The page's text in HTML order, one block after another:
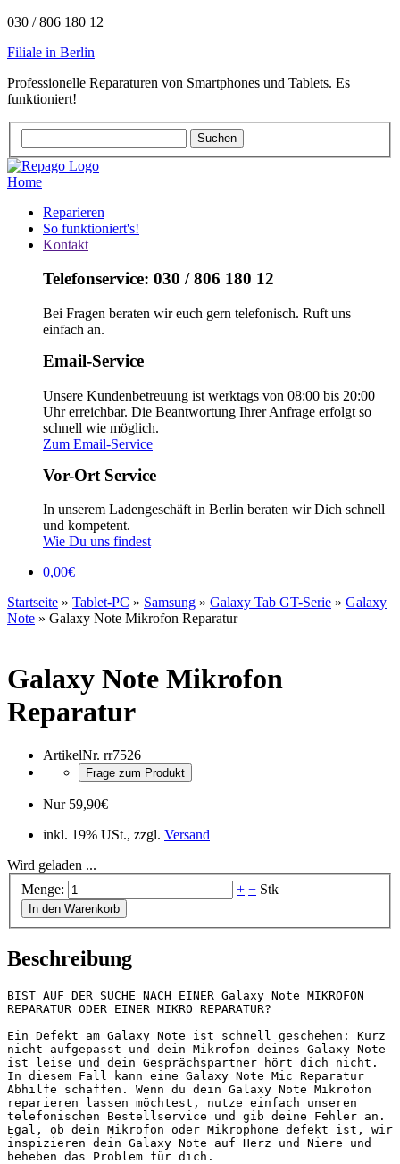
030 / 806 180 12
Filiale in Berlin
Professionelle Reparaturen von Smartphones und Tablets. Es
funktioniert!
Home
Reparieren
So funktioniert's!
Kontakt
Telefonservice: 030 / 806 180 12
Bei Fragen beraten wir euch gern telefonisch. Ruft uns
einfach an.
Email-Service
Unsere Kundenbetreuung ist werktags von 08:00 bis 20:00
Uhr erreichbar. Die Beantwortung Ihrer Anfrage erfolgt so
schnell wie möglich.
Zum Email-Service
Vor-Ort Service
In unserem Ladengeschäft in Berlin beraten wir Dich schnell
und kompetent.
Wie Du uns findest
0,00€
Startseite » Tablet-PC » Samsung » Galaxy Tab GT-Serie » Galaxy
Note » Galaxy Note Mikrofon Reparatur
Galaxy Note Mikrofon
Reparatur
ArtikelNr. rr7526
Frage zum Produkt
Nur 59,90€
inkl. 19% USt., zzgl. Versand
Wird geladen ...
Menge:
+ − Stk
In den Warenkorb
Beschreibung
BIST AUF DER SUCHE NACH EINER Galaxy Note MIKROFON
REPARATUR ODER EINER MIKRO REPARATUR?
Ein Defekt am Galaxy Note ist schnell geschehen: Kurz
nicht aufgepasst und dein Mikrofon deines Galaxy Note
ist leise und dein Gesprächspartner hört dich nicht.
In diesem Fall kann eine Galaxy Note Mic Reparatur
Abhilfe schaffen. Wenn du dein Galaxy Note Mikrofon
reparieren lassen möchtest, nutze einfach unseren
telefonischen Bestellservice und gib deine Fehler an.
Egal, ob dein Mikrofon oder Mikrophone defekt ist, wir
inspizieren dein Galaxy Note auf Herz und Niere und
beheben das Problem für dich.